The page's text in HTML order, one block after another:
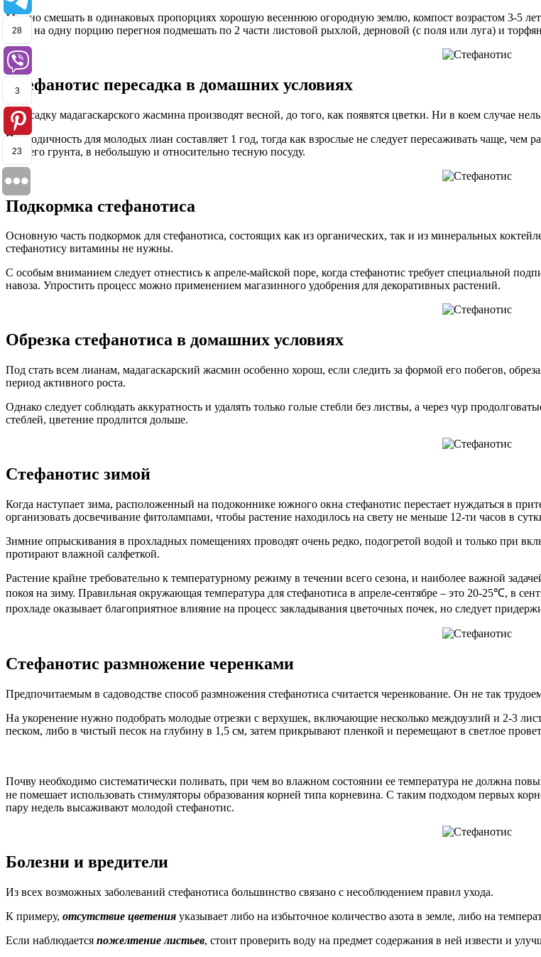
Можно смешать в одинаковых пропорциях хорошую весеннюю огородную землю, компост возрастом 3-5
Либо на одну порцию перегноя подмешать по 2 части листовой рыхлой, дерновой (с поля или луга) и
Стефанотис пересадка в домашних условиях
Пересадку мадагаскарского жасмина производят весной, до того, как появятся цветки. Ни в коем случае
Периодичность для молодых лиан составляет 1 год, тогда как взрослые не следует пересаживать чаще, чем
свежего грунта, в небольшую и относительно тесную посуду.
Подкормка стефанотиса
Основную часть подкормок для стефанотиса, состоящих как из органических, так и из минеральных
стефанотису витамины не нужны.
С особым вниманием следует отнестись к апреле-майской поре, когда стефанотис требует специальной
навоза. Упростить процесс можно применением магазинного удобрения для декоративных растений.
Обрезка стефанотиса в домашних условиях
Под стать всем лианам, мадагаскарский жасмин особенно хорош, если следить за формой его побегов,
период активного роста.
Однако следует соблюдать аккуратность и удалять только голые стебли без листвы, а через чур
стеблей, цветение продлится дольше.
Стефанотис зимой
Когда наступает зима, расположенный на подоконнике южного окна стефанотис перестает нуждаться в
организовать досвечивание фитолампами, чтобы растение находилось на свету не меньше 12-ти часов в
Зимние опрыскивания в прохладных помещениях проводят очень редко, подогретой водой и только при
протирают влажной салфеткой.
Растение крайне требовательно к температурному режиму в течении всего сезона, и наиболее важной
покоя на зиму. Правильная окружающая температура для стефанотиса в апреле-сентябре – это 20-25℃, в
прохладе оказывает благоприятное влияние на процесс закладывания цветочных почек, но следует
Стефанотис размножение черенками
Предпочитаемым в садоводстве способ размножения стефанотиса считается черенкование. Он не так
На укоренение нужно подобрать молодые отрезки с верхушек, включающие несколько междоузлий и 2-3
песком, либо в чистый песок на глубину в 1,5 см, затем прикрывают пленкой и перемещают в светлое
Почву необходимо систематически поливать, при чем во влажном состоянии ее температура не должна
не помешает использовать стимуляторы образования корней типа корневина. С таким подходом первых
пару недель высаживают молодой стефанотис.
Болезни и вредители
Из всех возможных заболеваний стефанотиса большинство связано с несоблюдением правил ухода.
К примеру, отсутствие цветения указывает либо на избыточное количество азота в земле, либо на
Если наблюдается пожелтение листьев, стоит проверить воду на предмет содержания в ней извести и
28
3
23